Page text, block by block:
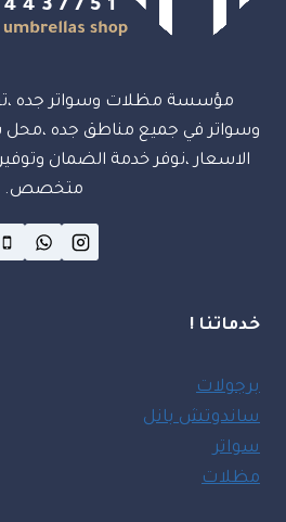
مؤسسة مظلات وسواتر جده
وسواتر في جميع مناطق جده
الاسعار ،نوفر خدمة الضمان
متخصص.
خدماتنا !
برجولات
ساندوتش بانل
سواتر
مظلات